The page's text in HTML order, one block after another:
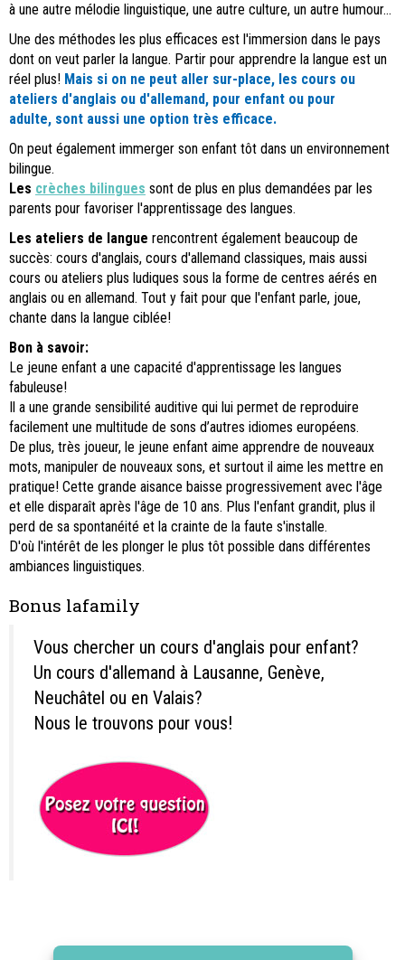
à une autre mélodie linguistique, une autre culture, un autre humour...
Une des méthodes les plus efficaces est l'immersion dans le pays
dont on veut parler la langue. Partir pour apprendre la langue est un
réel plus! Mais si on ne peut aller sur-place, les cours ou
ateliers d'anglais ou d'allemand, pour enfant ou pour
adulte, sont aussi une option très efficace.
On peut également immerger son enfant tôt dans un environnement
bilingue.
Les crèches bilingues sont de plus en plus demandées par les
parents pour favoriser l'apprentissage des langues.
Les ateliers de langue rencontrent également beaucoup de
succès: cours d'anglais, cours d'allemand classiques, mais aussi
cours ou ateliers plus ludiques sous la forme de centres aérés en
anglais ou en allemand. Tout y fait pour que l'enfant parle, joue,
chante dans la langue ciblée!
Bon à savoir:
Le jeune enfant a une capacité d'apprentissage les langues
fabuleuse!
Il a une grande sensibilité auditive qui lui permet de reproduire
facilement une multitude de sons d’autres idiomes européens.
De plus, très joueur, le jeune enfant aime apprendre de nouveaux
mots, manipuler de nouveaux sons, et surtout il aime les mettre en
pratique! Cette grande aisance baisse progressivement avec l'âge
et elle disparaît après l'âge de 10 ans. Plus l'enfant grandit, plus il
perd de sa spontanéité et la crainte de la faute s'installe.
D'où l'intérêt de les plonger le plus tôt possible dans différentes
ambiances linguistiques.
Bonus lafamily
Vous chercher un cours d'anglais pour enfant?
Un cours d'allemand à Lausanne, Genève,
Neuchâtel ou en Valais?
Nous le trouvons pour vous!